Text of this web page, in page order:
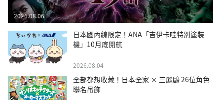
2026.08.06
日本國內線限定！ANA「吉伊卡哇特別塗裝
機」10月底開航
2026.08.04
全部都想收藏！日本全家 × 三麗鷗 26位角色
聯名吊飾